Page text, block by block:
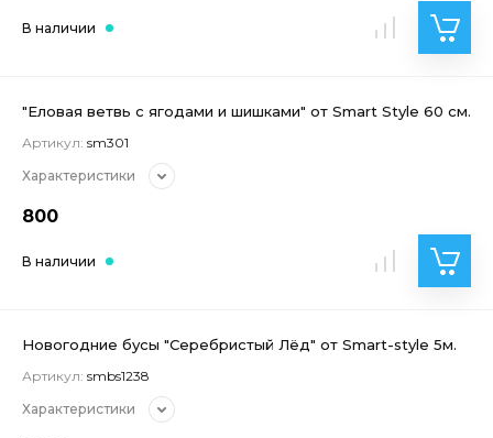
В наличии
"Еловая ветвь с ягодами и шишками" от Smart Style 60 см.
Артикул: sm301
Характеристики
800
В наличии
Новогодние бусы "Серебристый Лёд" от Smart-style 5м.
Артикул: smbs1238
Характеристики